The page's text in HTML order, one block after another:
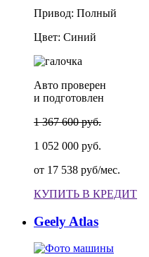
Привод: Полный
Цвет: Синий
Авто проверен
и подготовлен
1 367 600 руб.
1 052 000 руб.
от 17 538 руб/мес.
КУПИТЬ В КРЕДИТ
Geely Atlas